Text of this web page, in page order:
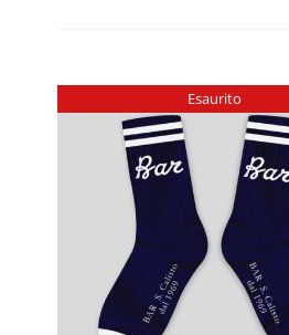
Esaurito